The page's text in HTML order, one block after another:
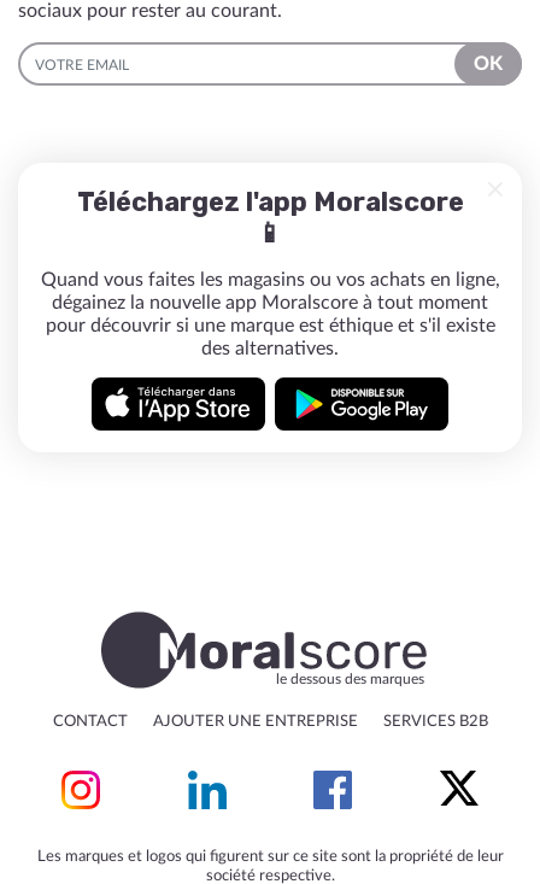
sociaux pour rester au courant.
EMAIL
OK
Téléchargez l'app Moralscore
📱
Quand vous faites les magasins ou vos achats en ligne,
dégainez la nouvelle app Moralscore à tout moment
pour découvrir si une marque est éthique et s'il existe
des alternatives.
le dessous des marques
CONTACT AJOUTER UNE ENTREPRISE SERVICES B2B
Les marques et logos qui figurent sur ce site sont la propriété de leur
société respective.